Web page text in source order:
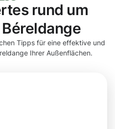
rund um
Béreldange
Tipps für eine effektive und
Ihrer Außenflächen.